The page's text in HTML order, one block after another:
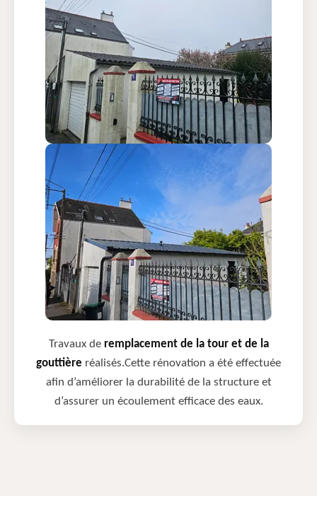
Travaux de remplacement de la tour et de la
gouttière réalisés.Cette rénovation a été effectuée
afin d’améliorer la durabilité de la structure et
d’assurer un écoulement efficace des eaux.